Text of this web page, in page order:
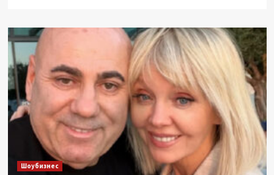
Настя
хотела
выйти
замуж
за
Сергея
Лазарева
(видео)
Шоубизнес